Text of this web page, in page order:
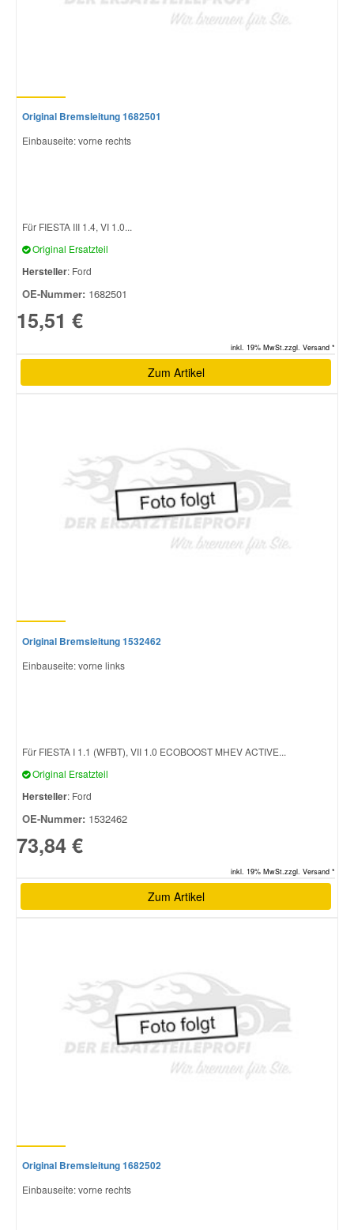
Original Bremsleitung 1682501
Einbauseite: vorne rechts
Für FIESTA III 1.4, VI 1.0...
Original Ersatzteil
Hersteller: Ford
OE-Nummer: 1682501
15,51 €
inkl. 19% MwSt.zzgl. Versand *
Zum Artikel
Original Bremsleitung 1532462
Einbauseite: vorne links
Für FIESTA I 1.1 (WFBT), VII 1.0 ECOBOOST MHEV ACTIVE...
Original Ersatzteil
Hersteller: Ford
OE-Nummer: 1532462
73,84 €
inkl. 19% MwSt.zzgl. Versand *
Zum Artikel
Original Bremsleitung 1682502
Einbauseite: vorne rechts
Seat Ersatzteile
Suzuki Ersatzteile
Toyota Ersatzteile
Volvo Ersatzteile